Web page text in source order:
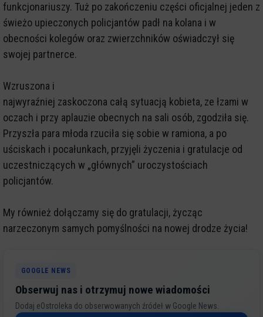
funkcjonariuszy. Tuż po zakończeniu części oficjalnej jeden z
świeżo upieczonych policjantów padł na kolana i w
obecności kolegów oraz zwierzchników oświadczył się
swojej partnerce.
Wzruszona i
najwyraźniej zaskoczona całą sytuacją kobieta, ze łzami w
oczach i przy aplauzie obecnych na sali osób, zgodziła się.
Przyszła para młoda rzuciła się sobie w ramiona, a po
uściskach i pocałunkach, przyjęli życzenia i gratulacje od
uczestniczących w „głównych” uroczystościach
policjantów.
My również dołączamy się do gratulacji, życząc
narzeczonym samych pomyślności na nowej drodze życia!
GOOGLE NEWS
Obserwuj nas i otrzymuj nowe wiadomości
Dodaj eOstroleka do obserwowanych źródeł w Google News.